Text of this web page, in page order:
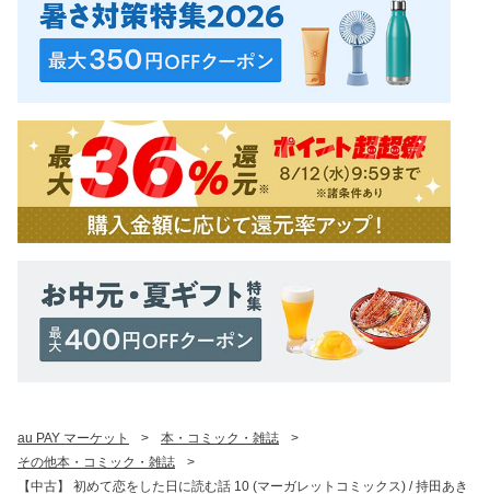
au PAY マーケット > 本・コミック・雑誌
>
その他本・コミック・雑誌
>
【中古】 初めて恋をした日に読む話 10 (マーガレットコミックス) / 持田あき